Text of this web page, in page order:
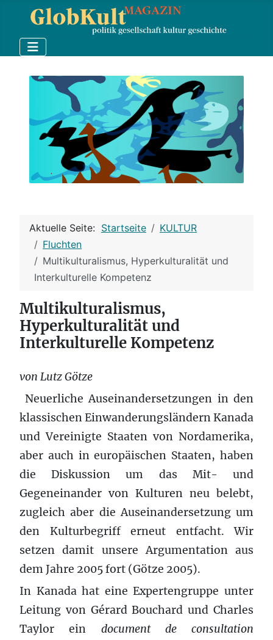
Aktuelle Seite: Startseite
KULTUR
Fluchten
Multikulturalismus, Hyperkulturalität und
Interkulturelle Kompetenz
Multikulturalismus,
Hyperkulturalität und
Interkulturelle Kompetenz
von Lutz Götze
Neuerliche Auseinandersetzungen in den
klassischen Einwanderungsländern Kanada
und Vereinigte Staaten von Nordamerika,
aber auch in europäischen Staaten, haben
die Diskussion um das Mit- und
Gegeneinander von Kulturen neu belebt,
zugleich aber die Auseinandersetzung um
den Kulturbegriff erneut entfacht. Wir
setzen damit unsere Argumentation aus
dem Jahre 2005 fort (Götze 2005).
In Kanada hat eine Expertengruppe unter
Leitung von Gérard Bouchard und Charles
Taylor ein document de consultation